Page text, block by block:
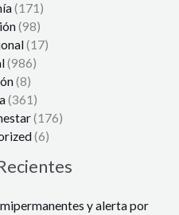
(171)
(98)
(17)
(986)
(8)
(361)
(176)
(6)
y alerta por